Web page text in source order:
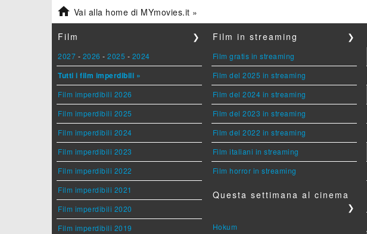
 Vai alla home di MYmovies.it »
Film ❯
2027 - 2026 - 2025 - 2024
Tutti i film imperdibili »
Film imperdibili 2026
Film imperdibili 2025
Film imperdibili 2024
Film imperdibili 2023
Film imperdibili 2022
Film imperdibili 2021
Film imperdibili 2020
Film imperdibili 2019
Film in streaming ❯
Film gratis in streaming
Film del 2025 in streaming
Film del 2024 in streaming
Film del 2023 in streaming
Film del 2022 in streaming
Film italiani in streaming
Film horror in streaming
Questa settimana al cinema
❯
Hokum